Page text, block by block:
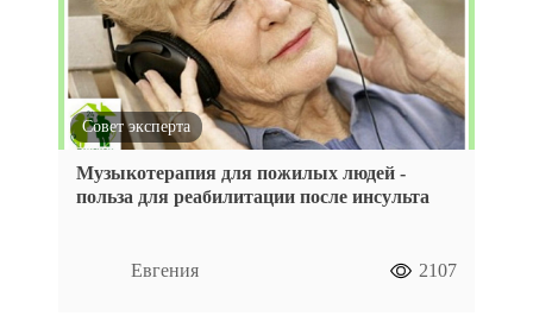
Совет эксперта
Музыкотерапия для пожилых людей -
польза для реабилитации после инсульта
Евгения 2107